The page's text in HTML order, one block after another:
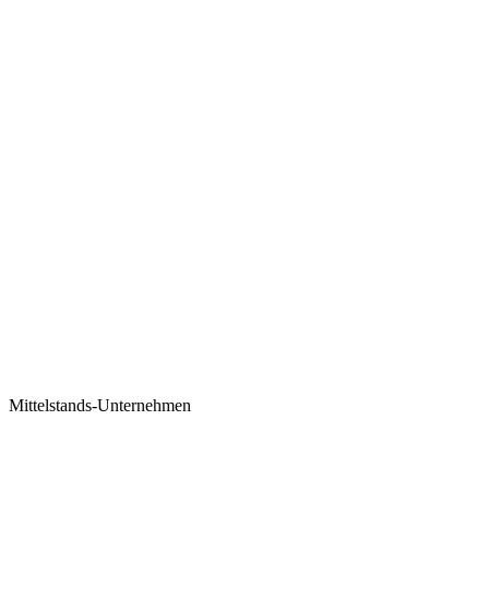
Mittelstands-Unternehmen